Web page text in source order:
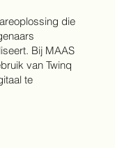
die
Bij MAAS
van Twinq
te